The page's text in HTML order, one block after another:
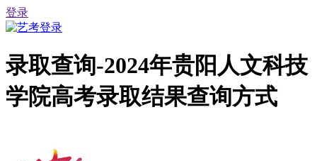
登录
录取查询-2024年贵阳人文科技
学院高考录取结果查询方式